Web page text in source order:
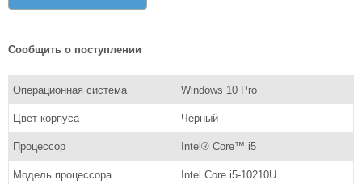
Сообщить о поступлении
Операционная система Windows 10 Pro
Цвет корпуса Черный
Процессор Intel® Core™ i5
Модель процессора Intel Core i5-10210U